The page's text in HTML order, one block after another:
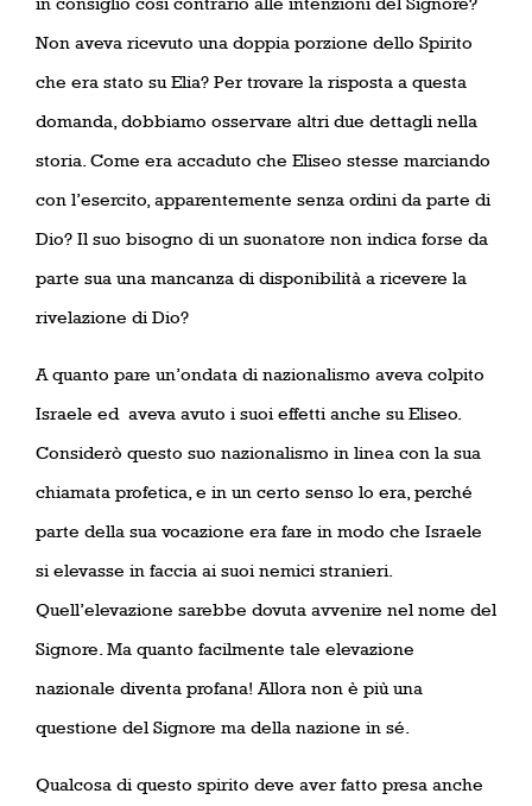
Non aveva ricevuto una doppia porzione dello Spirito
che era stato su Elia? Per trovare la risposta a questa
domanda, dobbiamo osservare altri due dettagli nella
storia. Come era accaduto che Eliseo stesse marciando
con l’esercito, apparentemente senza ordini da parte di
Dio? Il suo bisogno di un suonatore non indica forse da
parte sua una mancanza di disponibilità a ricevere la
rivelazione di Dio?
A quanto pare un’ondata di nazionalismo aveva colpito
Israele ed aveva avuto i suoi effetti anche su Eliseo.
Considerò questo suo nazionalismo in linea con la sua
chiamata profetica, e in un certo senso lo era, perché
parte della sua vocazione era fare in modo che Israele
si elevasse in faccia ai suoi nemici stranieri.
Quell’elevazione sarebbe dovuta avvenire nel nome del
Signore. Ma quanto facilmente tale elevazione
nazionale diventa profana! Allora non è più una
questione del Signore ma della nazione in sé.
Qualcosa di questo spirito deve aver fatto presa anche